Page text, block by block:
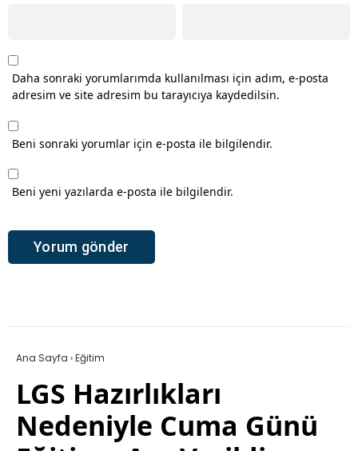
Daha sonraki yorumlarımda kullanılması için adım, e-posta
adresim ve site adresim bu tarayıcıya kaydedilsin.
Beni sonraki yorumlar için e-posta ile bilgilendir.
Beni yeni yazılarda e-posta ile bilgilendir.
Ana Sayfa ›Eğitim
LGS Hazırlıkları
Nedeniyle Cuma Günü